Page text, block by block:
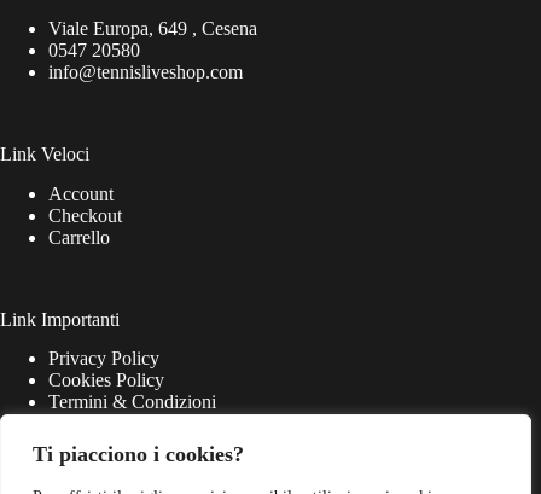
Ti piacciono i cookies?
Viale Europa, 649 , Cesena
0547 20580
info@tennisliveshop.com
Link Veloci
Account
Checkout
Carrello
Link Importanti
Privacy Policy
Cookies Policy
Termini & Condizioni